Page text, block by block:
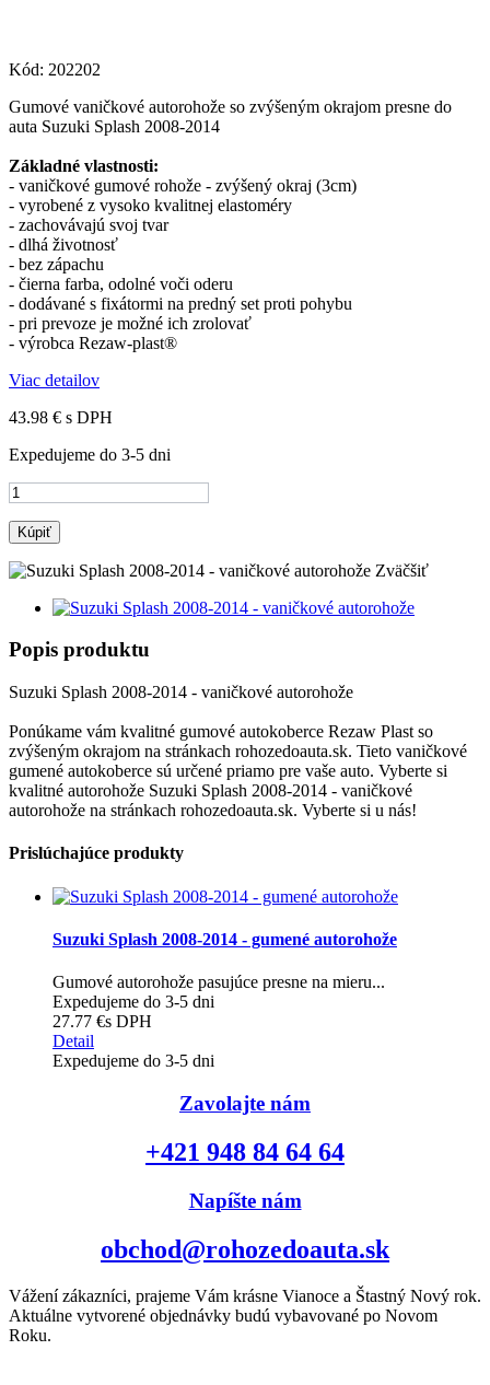
Kód: 202202
Gumové vaničkové autorohože so zvýšeným okrajom presne do
auta Suzuki Splash 2008-2014
Základné vlastnosti:
- vaničkové gumové rohože - zvýšený okraj (3cm)
- vyrobené z vysoko kvalitnej elastoméry
- zachovávajú svoj tvar
- dlhá životnosť
- bez zápachu
- čierna farba, odolné voči oderu
- dodávané s fixátormi na predný set proti pohybu
- pri prevoze je možné ich zrolovať
- výrobca Rezaw-plast®
Viac detailov
43.98 € s DPH
Expedujeme do 3-5 dni
Kúpiť
Zväčšiť
Popis produktu
Suzuki Splash 2008-2014 - vaničkové autorohože
Ponúkame vám kvalitné gumové autokoberce Rezaw Plast so
zvýšeným okrajom na stránkach rohozedoauta.sk. Tieto vaničkové
gumené autokoberce sú určené priamo pre vaše auto. Vyberte si
kvalitné autorohože Suzuki Splash 2008-2014 - vaničkové
autorohože na stránkach rohozedoauta.sk. Vyberte si u nás!
Prislúchajúce produkty
Suzuki Splash 2008-2014 - gumené autorohože
Gumové autorohože pasujúce presne na mieru...
Expedujeme do 3-5 dni
27.77 €s DPH
Detail
Expedujeme do 3-5 dni
Zavolajte nám
+421 948 84 64 64
Napíšte nám
obchod@rohozedoauta.sk
Vážení zákazníci, prajeme Vám krásne Vianoce a Štastný Nový rok.
Aktuálne vytvorené objednávky budú vybavované po Novom
Roku.